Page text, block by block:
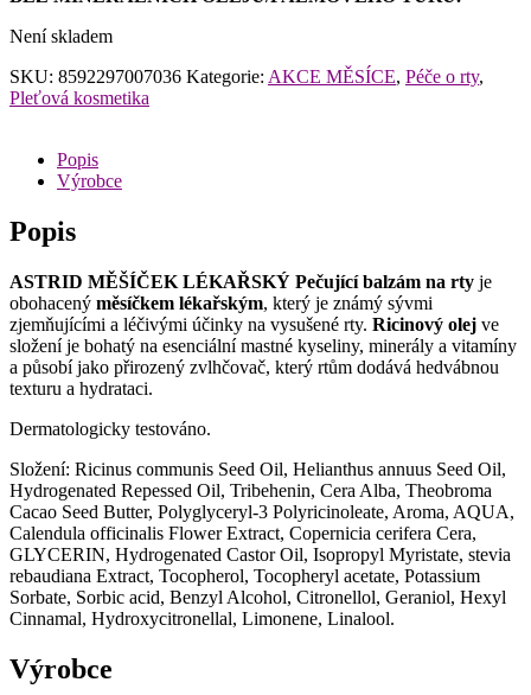
Není skladem
SKU: 8592297007036 Kategorie: AKCE MĚSÍCE, Péče o rty,
Pleťová kosmetika
Popis
Výrobce
Popis
ASTRID MĚŠÍČEK LÉKAŘSKÝ Pečující balzám na rty je
obohacený měsíčkem lékařským, který je známý sývmi
zjemňujícími a léčivými účinky na vysušené rty. Ricinový olej ve
složení je bohatý na esenciální mastné kyseliny, minerály a vitamíny
a působí jako přirozený zvlhčovač, který rtům dodává hedvábnou
texturu a hydrataci.
Dermatologicky testováno.
Složení: Ricinus communis Seed Oil, Helianthus annuus Seed Oil,
Hydrogenated Repessed Oil, Tribehenin, Cera Alba, Theobroma
Cacao Seed Butter, Polyglyceryl-3 Polyricinoleate, Aroma, AQUA,
Calendula officinalis Flower Extract, Copernicia cerifera Cera,
GLYCERIN, Hydrogenated Castor Oil, Isopropyl Myristate, stevia
rebaudiana Extract, Tocopherol, Tocopheryl acetate, Potassium
Sorbate, Sorbic acid, Benzyl Alcohol, Citronellol, Geraniol, Hexyl
Cinnamal, Hydroxycitronellal, Limonene, Linalool.
Výrobce